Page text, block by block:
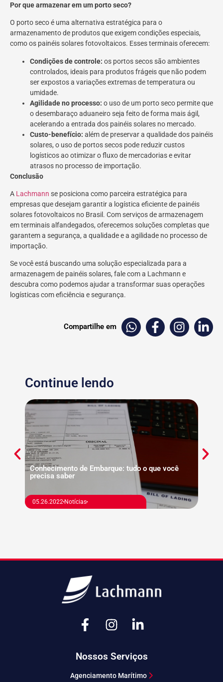
Por que armazenar em um porto seco?
O porto seco é uma alternativa estratégica para o
armazenamento de produtos que exigem condições especiais,
como os painéis solares fotovoltaicos. Esses terminais oferecem:
Condições de controle: os portos secos são ambientes
controlados, ideais para produtos frágeis que não podem
ser expostos a variações extremas de temperatura ou
umidade.
Agilidade no processo: o uso de um porto seco permite que
o desembaraço aduaneiro seja feito de forma mais ágil,
acelerando a entrada dos painéis solares no mercado.
Custo-benefício: além de preservar a qualidade dos painéis
solares, o uso de portos secos pode reduzir custos
logísticos ao otimizar o fluxo de mercadorias e evitar
atrasos no processo de importação.
Conclusão
A Lachmann se posiciona como parceira estratégica para
empresas que desejam garantir a logística eficiente de painéis
solares fotovoltaicos no Brasil. Com serviços de armazenagem
em terminais alfandegados, oferecemos soluções completas que
garantem a segurança, a qualidade e a agilidade no processo de
importação.
Se você está buscando uma solução especializada para a
armazenagem de painéis solares, fale com a Lachmann e
descubra como podemos ajudar a transformar suas operações
logísticas com eficiência e segurança.
Compartilhe em
Continue lendo
Conhecimento de Embarque: tudo o que você
precisa saber
05.26.2022 Notícias
café
Nossos Serviços
Agenciamento Marítimo